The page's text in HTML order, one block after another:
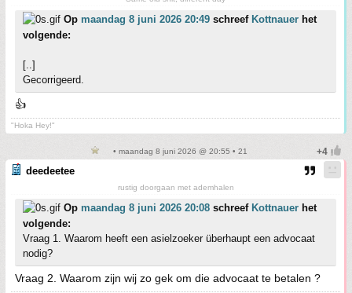
Op maandag 8 juni 2026 20:49 schreef Kottnauer het
volgende:
[..]
Gecorrigeerd.
👍
"Hoka Hey!"
• maandag 8 juni 2026 @ 20:55 • 21
deedeetee
rustig doorgaan met ademhalen
Op maandag 8 juni 2026 20:08 schreef Kottnauer het
volgende:
Vraag 1. Waarom heeft een asielzoeker überhaupt een advocaat
nodig?
Vraag 2. Waarom zijn wij zo gek om die advocaat te betalen ?